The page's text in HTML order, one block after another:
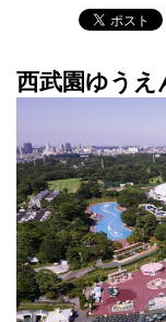
西武園ゆうえ